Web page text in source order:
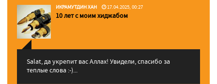
ИКРАМУТДИН ХАН 17.04.2025, 00:27
10 лет с моим хиджабом
Salat, да укрепит вас Аллаx! Увидели, спасибо за
теплые слова :-)...